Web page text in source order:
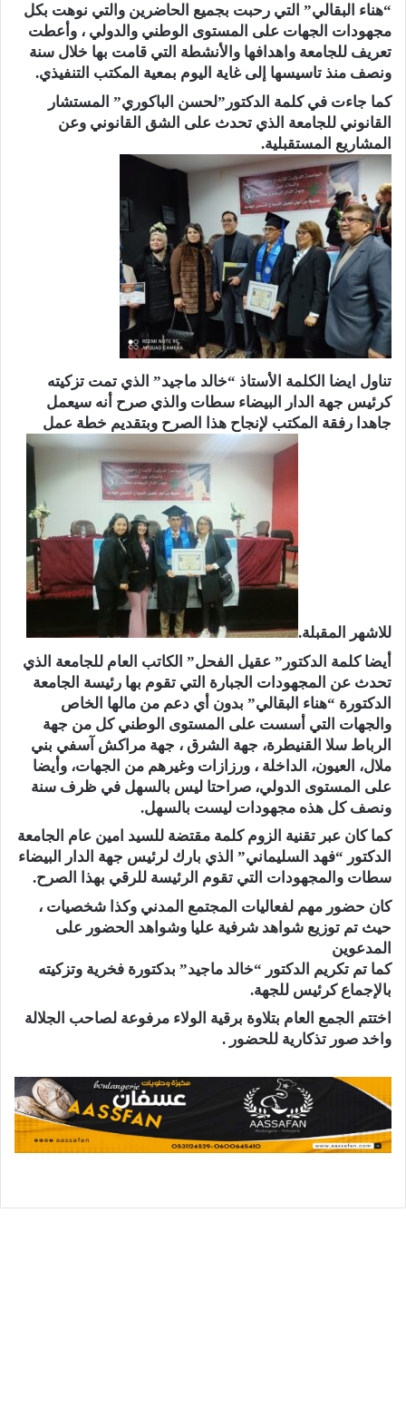
“هناء البقالي” التي رحبت بجميع الحاضرين والتي نوهت بكل
مجهودات الجهات على المستوى الوطني والدولي ، وأعطت
تعريف للجامعة واهدافها والأنشطة التي قامت بها خلال سنة
ونصف منذ تاسيسها إلى غاية اليوم بمعية المكتب التنفيذي.
كما جاءت في كلمة الدكتور”لحسن الباكوري” المستشار
القانوني للجامعة الذي تحدث على الشق القانوني وعن
المشاريع المستقبلية.
تناول ايضا الكلمة الأستاذ “خالد ماجيد” الذي تمت تزكيته
كرئيس جهة الدار البيضاء سطات والذي صرح أنه سيعمل
جاهدا رفقة المكتب لإنجاح هذا الصرح وبتقديم خطة عمل
للاشهر المقبلة.
أيضا كلمة الدكتور” عقيل الفحل” الكاتب العام للجامعة الذي
تحدث عن المجهودات الجبارة التي تقوم بها رئيسة الجامعة
الدكتورة “هناء البقالي” بدون أي دعم من مالها الخاص
والجهات التي أسست على المستوى الوطني كل من جهة
الرباط سلا القنيطرة، جهة الشرق ، جهة مراكش آسفي بني
ملال، العيون، الداخلة ، ورزازات وغيرهم من الجهات، وأيضا
على المستوى الدولي، صراحتا ليس بالسهل في ظرف سنة
ونصف كل هذه مجهودات ليست بالسهل.
كما كان عبر تقنية الزوم كلمة مقتضة للسيد امين عام الجامعة
الدكتور “فهد السليماني” الذي بارك لرئيس جهة الدار البيضاء
سطات والمجهودات التي تقوم الرئيسة للرقي بهذا الصرح.
كان حضور مهم لفعاليات المجتمع المدني وكذا شخصيات ،
حيث تم توزيع شواهد شرفية عليا وشواهد الحضور على
المدعوين
كما تم تكريم الدكتور “خالد ماجيد” بدكتورة فخرية وتزكيته
بالإجماع كرئيس للجهة.
اختتم الجمع العام بتلاوة برقية الولاء مرفوعة لصاحب الجلالة
واخد صور تذكارية للحضور .